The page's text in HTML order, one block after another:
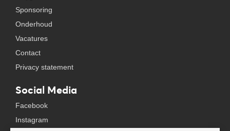
Sponsoring
Onderhoud
Vacatures
Contact
Privacy statement
Social Media
Facebook
Instagram